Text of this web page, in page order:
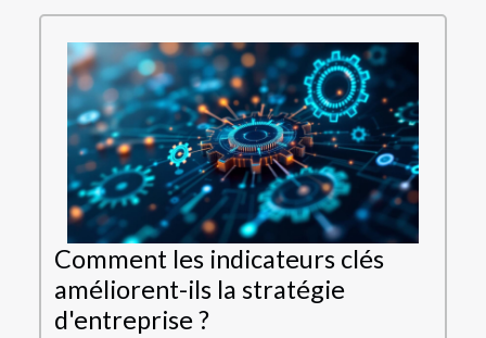
Comment les indicateurs clés
améliorent-ils la stratégie
d'entreprise ?